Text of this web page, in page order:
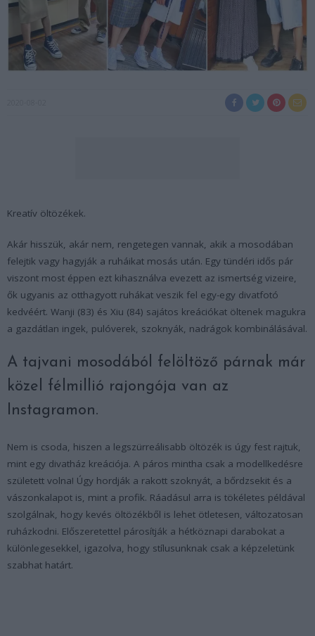
Kreatív öltözékek.
Akár hisszük, akár nem, rengetegen vannak, akik a mosodában
felejtik vagy hagyják a ruháikat mosás után. Egy tündéri idős pár
viszont most éppen ezt kihasználva evezett az ismertség vizeire,
ők ugyanis az otthagyott ruhákat veszik fel egy-egy divatfotó
kedvéért. Wanji (83) és Xiu (84) sajátos kreációkat öltenek magukra
a gazdátlan ingek, pulóverek, szoknyák, nadrágok kombinálásával.
A tajvani mosodából felöltöző párnak már
közel félmillió rajongója van az
Instagramon.
Nem is csoda, hiszen a legszürreálisabb öltözék is úgy fest rajtuk,
mint egy divatház kreációja. A páros mintha csak a modellkedésre
született volna! Úgy hordják a rakott szoknyát, a bőrdzsekit és a
vászonkalapot is, mint a profik. Ráadásul arra is tökéletes példával
szolgálnak, hogy kevés öltözékből is lehet ötletesen, változatosan
ruházkodni. Előszeretettel párosítják a hétköznapi darabokat a
különlegesekkel, igazolva, hogy stílusunknak csak a képzeletünk
szabhat határt.